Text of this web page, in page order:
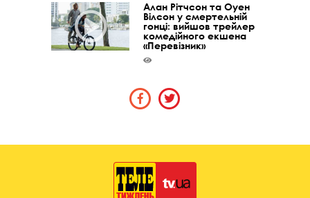
Алан Рітчсон та Оуен
Вілсон у смертельній
гонці: вийшов трейлер
комедійного екшена
«Перевізник»